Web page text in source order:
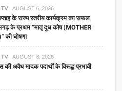
TV AUGUST 6, 2026
के राज्य स्तरीय कार्यक्रम का सफल
के प्रथम “मातृ दूध कोष (MOTHER
की घोषणा
TV AUGUST 6, 2026
अवैध मादक पदार्थों के विरूद्ध प्रभावी